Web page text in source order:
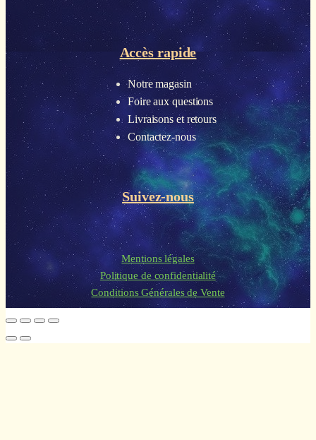
Accès rapide
Notre magasin
Foire aux questions
Livraisons et retours
Contactez-nous
Suivez-nous
Mentions légales
Politique de confidentialité
Conditions Générales de Vente